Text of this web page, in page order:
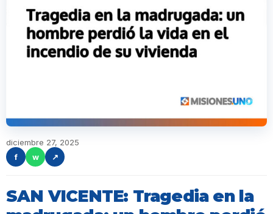
diciembre 27, 2025
f
w ↗
SAN VICENTE: Tragedia en la